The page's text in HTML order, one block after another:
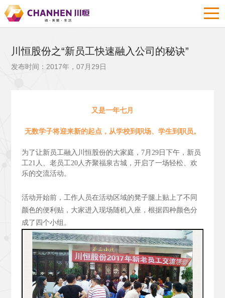
川恒股份之“新员工快速融入公司的秘诀”
发布时间：2017年，07月29日
又是一年七月
无数学子将迎来新的起点，从学校到职场、学生到职员。
为了让新员工融入川恒股份的大家庭，7月29日下午，新员
工21人、老员工20人齐聚福泉古城，开启了一场轻松、欢
乐的交流活动。
活动开始前，工作人员在活动区域的凳子腿上贴上了不同
颜色的便利贴，大家进入现场随机入座，根据四种颜色分
成了四个小组。